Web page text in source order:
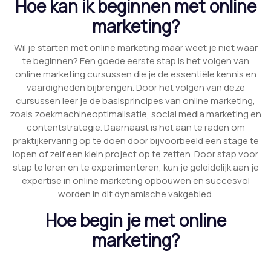
Hoe kan ik beginnen met online
marketing?
Wil je starten met online marketing maar weet je niet waar
te beginnen? Een goede eerste stap is het volgen van
online marketing cursussen die je de essentiële kennis en
vaardigheden bijbrengen. Door het volgen van deze
cursussen leer je de basisprincipes van online marketing,
zoals zoekmachineoptimalisatie, social media marketing en
contentstrategie. Daarnaast is het aan te raden om
praktijkervaring op te doen door bijvoorbeeld een stage te
lopen of zelf een klein project op te zetten. Door stap voor
stap te leren en te experimenteren, kun je geleidelijk aan je
expertise in online marketing opbouwen en succesvol
worden in dit dynamische vakgebied.
Hoe begin je met online
marketing?